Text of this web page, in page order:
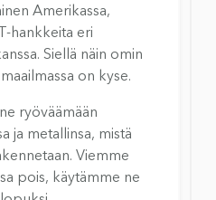
Amerikassa,
hankkeita eri
Siellä näin omin
on kyse.
ryöväämään
ja metallinsa, mistä
Viemme
pois, käytämme ne